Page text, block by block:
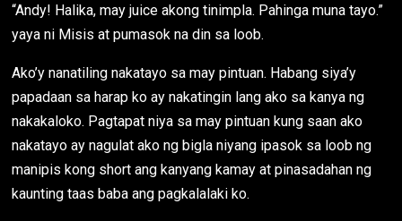
“Andy! Halika, may juice akong tinimpla. Pahinga muna tayo.”
yaya ni Misis at pumasok na din sa loob.
Ako’y nanatiling nakatayo sa may pintuan. Habang siya’y
papadaan sa harap ko ay nakatingin lang ako sa kanya ng
nakakaloko. Pagtapat niya sa may pintuan kung saan ako
nakatayo ay nagulat ako ng bigla niyang ipasok sa loob ng
manipis kong short ang kanyang kamay at pinasadahan ng
kaunting taas baba ang pagkalalaki ko.